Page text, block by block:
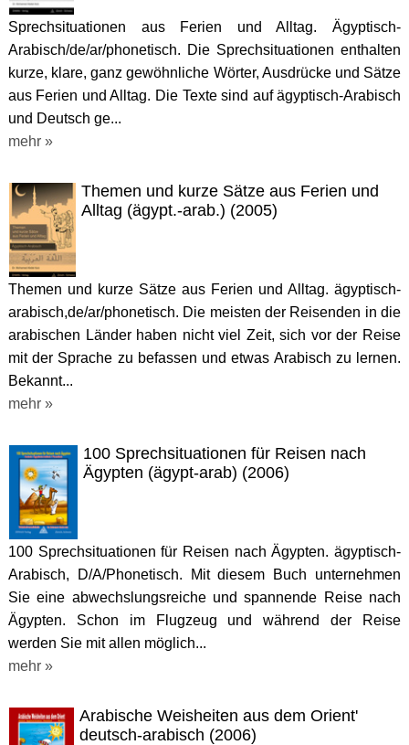
Sprechsituationen aus Ferien und Alltag. Ägyptisch-
Arabisch/de/ar/phonetisch. Die Sprechsituationen enthalten
kurze, klare, ganz gewöhnliche Wörter, Ausdrücke und Sätze
aus Ferien und Alltag. Die Texte sind auf ägyptisch-Arabisch
und Deutsch ge...
mehr »
Themen und kurze Sätze aus Ferien und
Alltag (ägypt.-arab.) (2005)
Themen und kurze Sätze aus Ferien und Alltag. ägyptisch-
arabisch,de/ar/phonetisch. Die meisten der Reisenden in die
arabischen Länder haben nicht viel Zeit, sich vor der Reise
mit der Sprache zu befassen und etwas Arabisch zu lernen.
Bekannt...
mehr »
100 Sprechsituationen für Reisen nach
Ägypten (ägypt-arab) (2006)
100 Sprechsituationen für Reisen nach Ägypten. ägyptisch-
Arabisch, D/A/Phonetisch. Mit diesem Buch unternehmen
Sie eine abwechslungsreiche und spannende Reise nach
Ägypten. Schon im Flugzeug und während der Reise
werden Sie mit allen möglich...
mehr »
Arabische Weisheiten aus dem Orient'
deutsch-arabisch (2006)